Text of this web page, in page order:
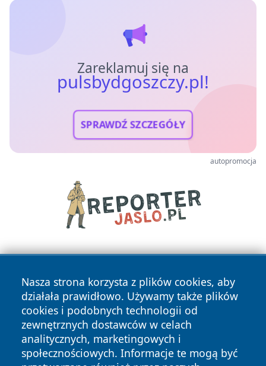
Zareklamuj się na
pulsbydgoszczy.pl!
SPRAWDŹ SZCZEGÓŁY
autopromocja
Nasza strona korzysta z plików cookies, aby
działała prawidłowo. Używamy także plików
cookies i podobnych technologii od
zewnętrznych dostawców w celach
analitycznych, marketingowych i
społecznościowych. Informacje te mogą być
Copyright © 2026 pulsbydgoszczy.pl Wszystkie prawa
zastrzeżone.